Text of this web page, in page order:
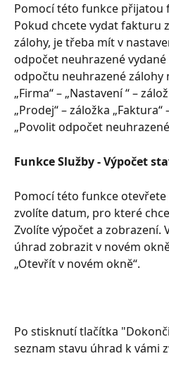
Pomocí této funkce přijatou
Pokud chcete vydat fakturu
zálohy, je třeba mít v
odpočet neuhrazené
odpočtu neuhrazené zálohy
„Firma“ – „Nastavení “ –
„Prodej“ – záložka
„Povolit odpočet
Funkce Služby - Výpočet
Pomocí této funkce
zvolíte datum, pro které
Zvolíte výpočet a zobrazení.
úhrad zobrazit v novém
„Otevřít v novém okně“.
Po stisknutí tlačítka
seznam stavu úhrad k vámi